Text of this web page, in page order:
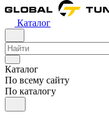
Каталог
Каталог
По всему сайту
По каталогу